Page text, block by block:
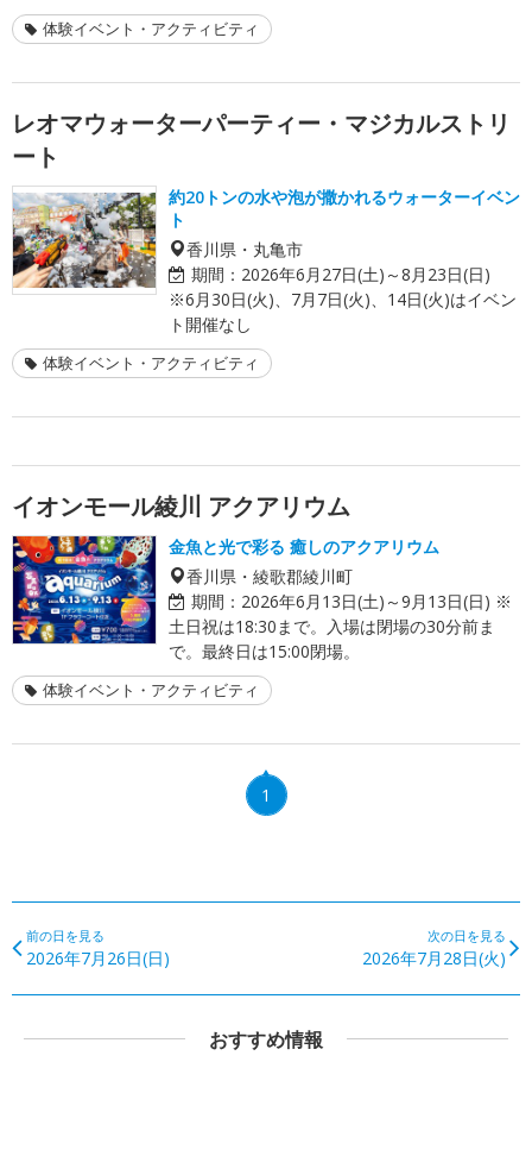
体験イベント・アクティビティ
レオマウォーターパーティー・マジカルストリ
ート
約20トンの水や泡が撒かれるウォーターイベン
ト
香川県・丸亀市
期間： 2026年6月27日(土)～8月23日(日)
※6月30日(火)、7月7日(火)、14日(火)はイベン
ト開催なし
体験イベント・アクティビティ
イオンモール綾川 アクアリウム
金魚と光で彩る 癒しのアクアリウム
香川県・綾歌郡綾川町
期間： 2026年6月13日(土)～9月13日(日) ※
土日祝は18:30まで。入場は閉場の30分前ま
で。最終日は15:00閉場。
体験イベント・アクティビティ
1
前の日を見る
2026年7月26日(日)
次の日を見る
2026年7月28日(火)
おすすめ情報